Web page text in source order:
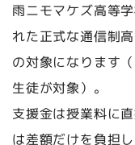
雨ニモマケズ高等
れた正式な通信制
の対象になります
生徒が対象）。
支援金は授業料に
は差額だけを負担し